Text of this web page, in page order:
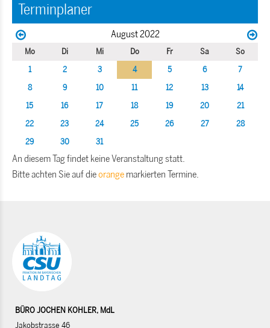
Terminplaner
August 2022
Mo Di Mi Do Fr Sa
So
1
2 3 4 5 6
7
8
9 10 11 12 13
14
15
16 17 18 19 20
21
22
23 24 25 26 27
28
29
30 31
An diesem Tag findet keine Veranstaltung statt.
Bitte achten Sie auf dieorange markierten Termine.
BÜRO JOCHEN KOHLER, MdL
Jakobstrasse 46